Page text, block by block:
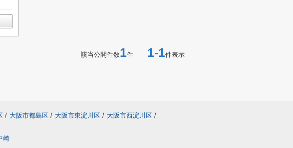
該当公開件数1件 1-1件表示
/ 大阪市都島区 / 大阪市東淀川区 / 大阪市西淀川区 /
崎